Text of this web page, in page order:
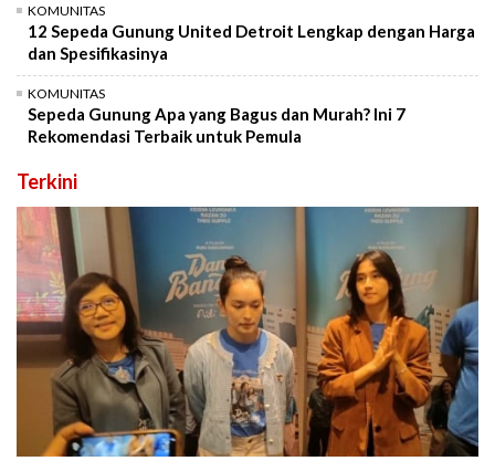
KOMUNITAS
12 Sepeda Gunung United Detroit Lengkap dengan Harga
dan Spesifikasinya
KOMUNITAS
Sepeda Gunung Apa yang Bagus dan Murah? Ini 7
Rekomendasi Terbaik untuk Pemula
Terkini